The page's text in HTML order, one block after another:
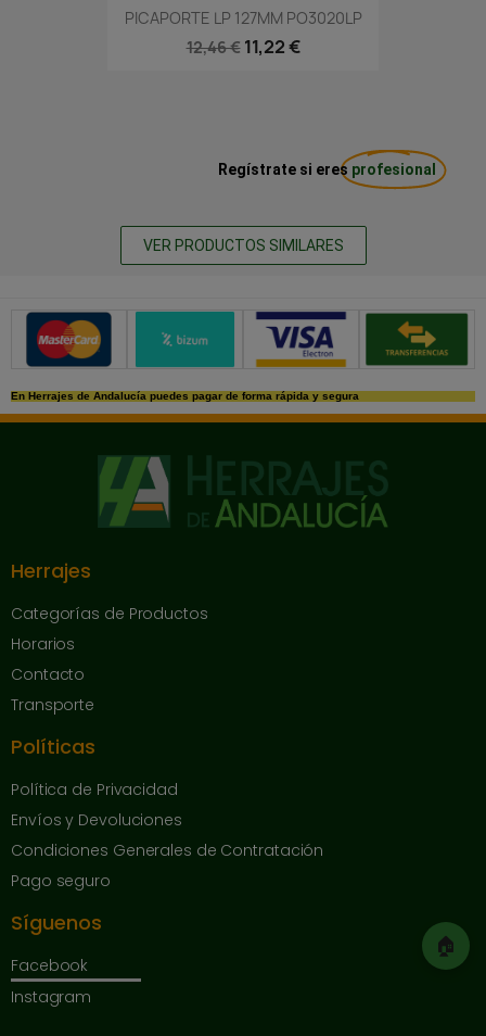
🏠
PICAPORTE LP 127MM PO3020LP
12,46 € 11,22 €
Regístrate si eres profesional
VER PRODUCTOS SIMILARES
Métodos de pago seguros
En Herrajes de Andalucía puedes pagar de forma rápida y segura
Herrajes
Categorías de Productos
Horarios
Contacto
Transporte
Políticas
Política de Privacidad
Envíos y Devoluciones
Condiciones Generales de Contratación
Pago seguro
Síguenos
Facebook
Instagram